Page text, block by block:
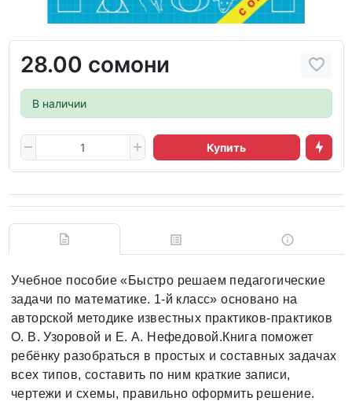
28.00 сомони
В наличии
Купить
Учебное пособие «Быстро решаем педагогические
задачи по математике. 1-й класс» основано на
авторской методике известных практиков-практиков
О. В. Узоровой и Е. А. Нефедовой.Книга поможет
ребёнку разобраться в простых и составных задачах
всех типов, составить по ним краткие записи,
чертежи и схемы, правильно оформить решение.